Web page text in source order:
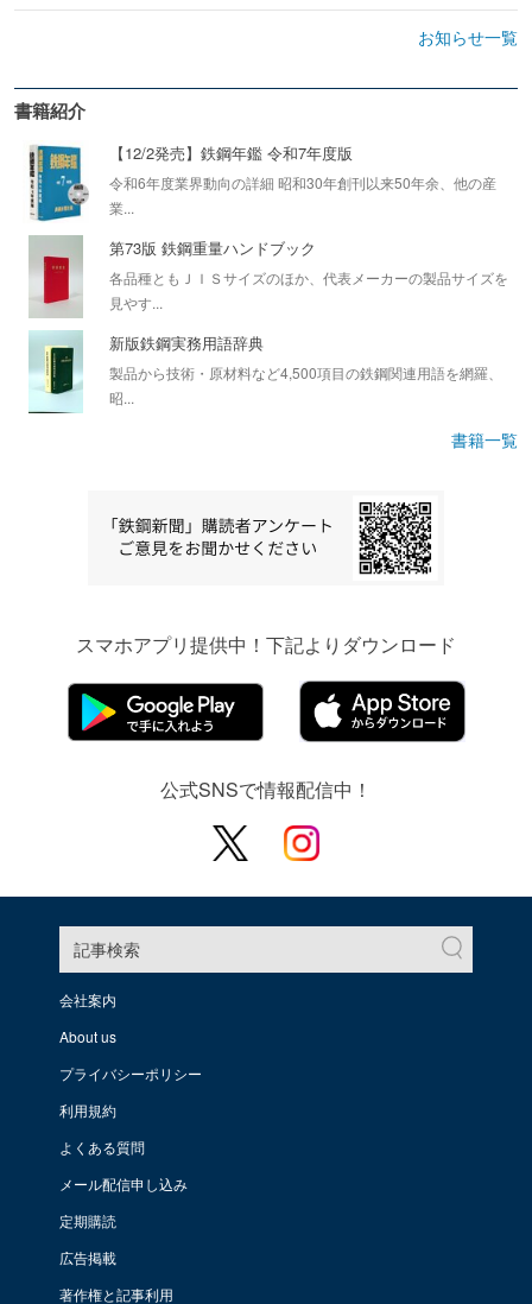
お知らせ一覧
書籍紹介
【12/2発売】鉄鋼年鑑 令和7年度版
令和6年度業界動向の詳細 昭和30年創刊以来50年余、他の産
業...
第73版 鉄鋼重量ハンドブック
各品種ともＪＩＳサイズのほか、代表メーカーの製品サイズを
見やす...
新版鉄鋼実務用語辞典
製品から技術・原材料など4,500項目の鉄鋼関連用語を網羅、
昭...
書籍一覧
スマホアプリ提供中！下記よりダウンロード
公式SNSで情報配信中！
記事検索
会社案内
About us
プライバシーポリシー
利用規約
よくある質問
メール配信申し込み
定期購読
広告掲載
著作権と記事利用